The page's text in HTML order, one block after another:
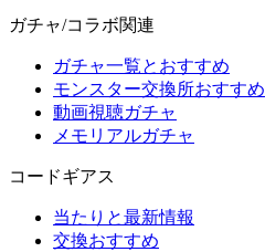
ガチャ/コラボ関連
ガチャ一覧とおすすめ
モンスター交換所おすすめ
動画視聴ガチャ
メモリアルガチャ
コードギアス
当たりと最新情報
交換おすすめ